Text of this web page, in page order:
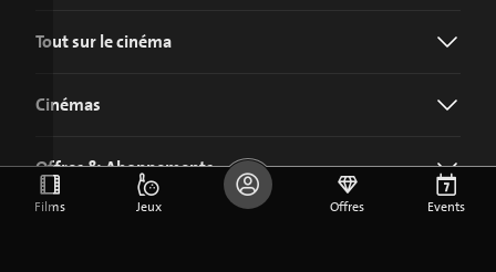
Tout sur le cinéma
Cinémas
Offres & Abonnements
Films Jeux Offres Events